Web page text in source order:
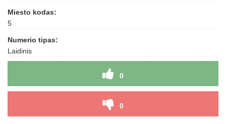
Miesto kodas:
5
Numerio tipas:
Laidinis
0
0